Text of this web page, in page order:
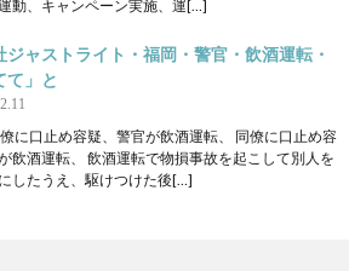
動、キャンペーン実施、運[…]
ジャストライト・福岡・警官・飲酒運転・
て」と
に口止め容疑、警官が飲酒運転、 同僚に口止め容
飲酒運転、 飲酒運転で物損事故を起こして別人を
したうえ、駆けつけた後[…]